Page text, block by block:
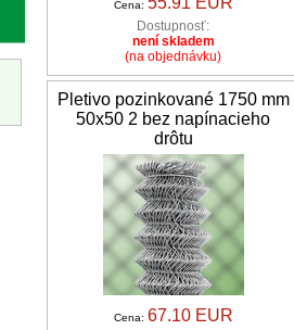
Cena:
Dostupnosť:
není skladem
(na objednávku)
Pletivo pozinkované 1750 mm
50x50 2 bez napínacieho
drôtu
Cena: 67.10 EUR